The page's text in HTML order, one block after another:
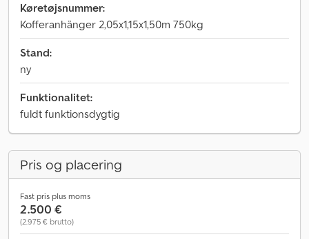
Køretøjsnummer:
Kofferanhänger 2,05x1,15x1,50m 750kg
Stand:
ny
Funktionalitet:
fuldt funktionsdygtig
Pris og placering
Fast pris plus moms
2.500 €
(2.975 € brutto)